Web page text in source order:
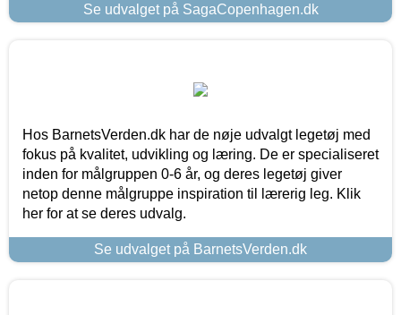
Se udvalget på SagaCopenhagen.dk
Hos BarnetsVerden.dk har de nøje udvalgt legetøj med
fokus på kvalitet, udvikling og læring. De er specialiseret
inden for målgruppen 0-6 år, og deres legetøj giver
netop denne målgruppe inspiration til lærerig leg. Klik
her for at se deres udvalg.
Se udvalget på BarnetsVerden.dk